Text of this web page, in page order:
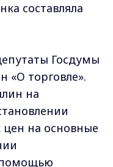
составляла
Госдумы
«О торговле».
на
на основные
помощью